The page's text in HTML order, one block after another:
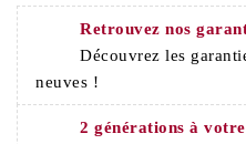
Retrouvez nos
Découvrez les
neuves !
2 générations à